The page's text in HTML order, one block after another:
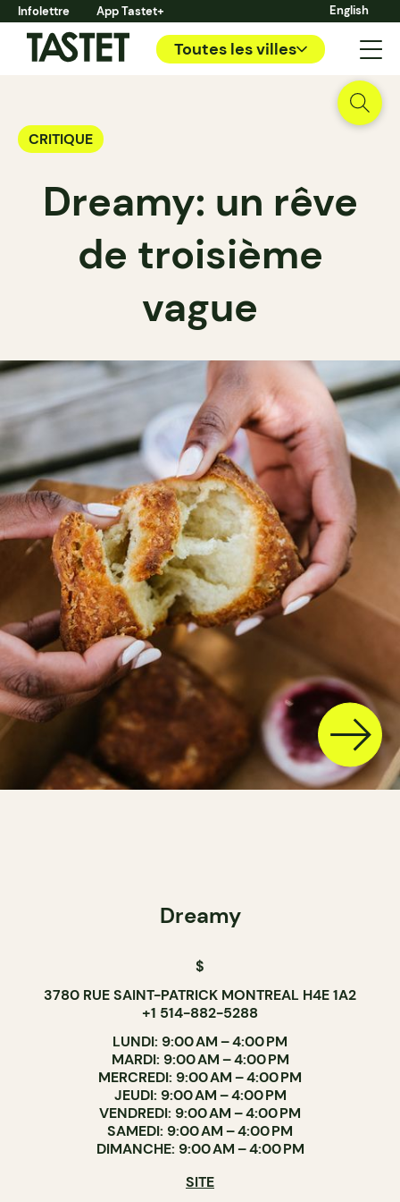
Infolettre App Tastet+ English
Toutes les villes
CRITIQUE
Dreamy: un rêve
de troisième
vague
Dreamy
$
3780 RUE SAINT-PATRICK MONTREAL H4E 1A2
+1 514-882-5288
LUNDI: 9:00 AM – 4:00 PM
MARDI: 9:00 AM – 4:00 PM
MERCREDI: 9:00 AM – 4:00 PM
JEUDI: 9:00 AM – 4:00 PM
VENDREDI: 9:00 AM – 4:00 PM
SAMEDI: 9:00 AM – 4:00 PM
DIMANCHE: 9:00 AM – 4:00 PM
SITE